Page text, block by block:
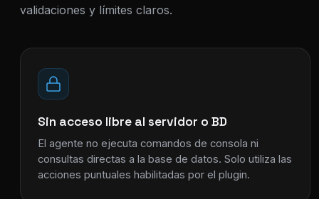
validaciones y límites claros.
Sin acceso libre al servidor o BD
El agente no ejecuta comandos de consola ni
consultas directas a la base de datos. Solo utiliza las
acciones puntuales habilitadas por el plugin.